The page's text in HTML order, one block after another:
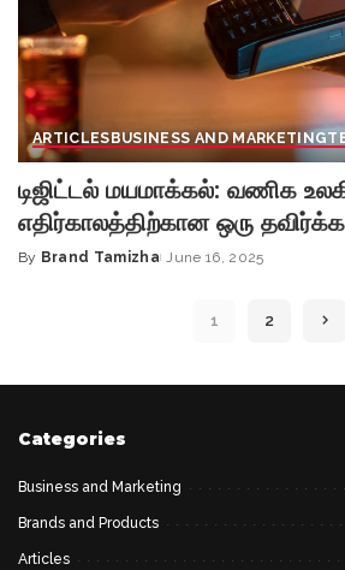
ARTICLESBUSINESS AND MARKETING
டிஜிட்டல் மயமாக்கல்: வணிக
எதிர்காலத்திற்கான ஒரு
Posted
By Brand Tamizha June 16, 2025
1 2
Categories
Business and Marketing
Brands and Products
Articles